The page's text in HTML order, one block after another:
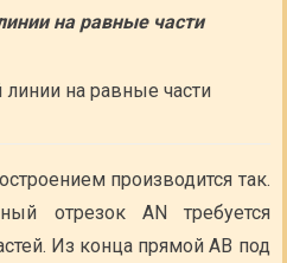
на равные части
производится так.
отрезок AN требуется
Из конца прямой АВ под